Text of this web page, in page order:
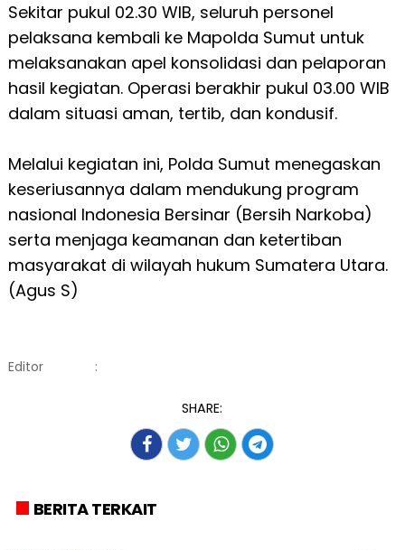
Sekitar pukul 02.30 WIB, seluruh personel
pelaksana kembali ke Mapolda Sumut untuk
melaksanakan apel konsolidasi dan pelaporan
hasil kegiatan. Operasi berakhir pukul 03.00 WIB
dalam situasi aman, tertib, dan kondusif.
Melalui kegiatan ini, Polda Sumut menegaskan
keseriusannya dalam mendukung program
nasional Indonesia Bersinar (Bersih Narkoba)
serta menjaga keamanan dan ketertiban
masyarakat di wilayah hukum Sumatera Utara.
(Agus S)
Editor :
SHARE:
BERITA TERKAIT